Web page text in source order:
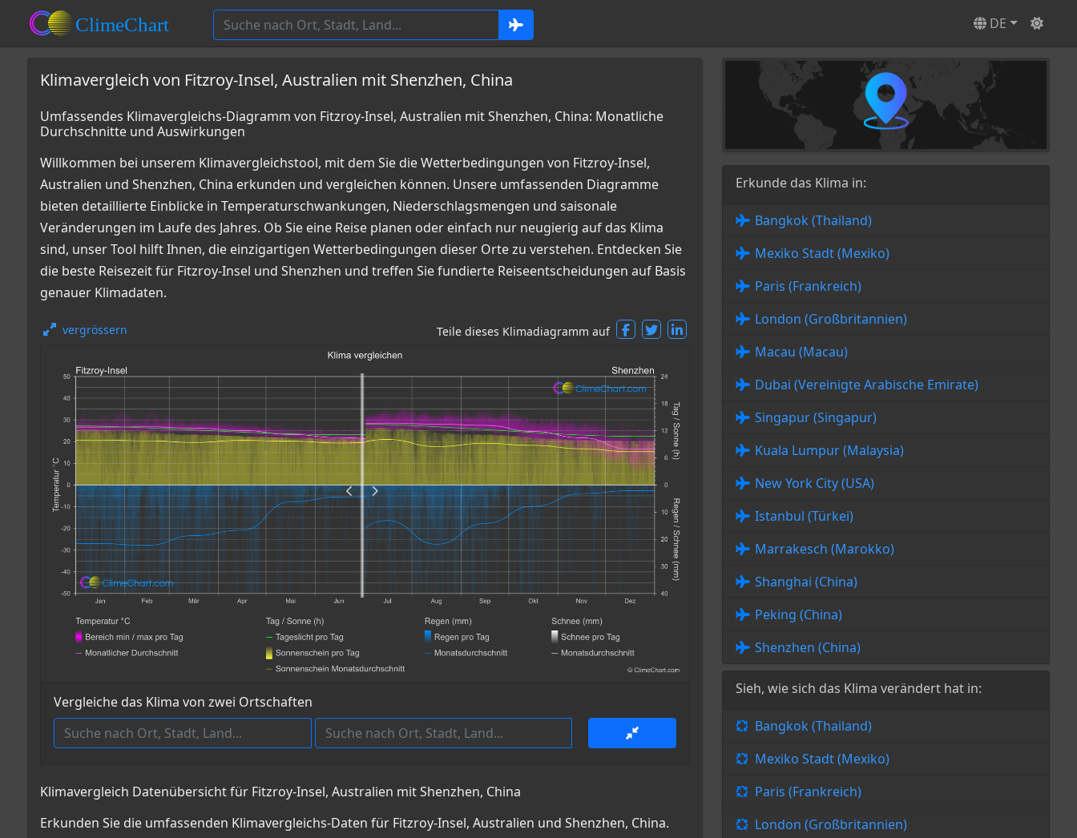
DE
Klimavergleich von Fitzroy-Insel, Australien mit Shenzhen, China
Umfassendes Klimavergleichs-Diagramm von Fitzroy-Insel, Australien mit Shenzhen, China: Monatliche
Durchschnitte und Auswirkungen
Willkommen bei unserem Klimavergleichstool, mit dem Sie die Wetterbedingungen von Fitzroy-Insel,
Australien und Shenzhen, China erkunden und vergleichen können. Unsere umfassenden Diagramme
bieten detaillierte Einblicke in Temperaturschwankungen, Niederschlagsmengen und saisonale
Veränderungen im Laufe des Jahres. Ob Sie eine Reise planen oder einfach nur neugierig auf das Klima
sind, unser Tool hilft Ihnen, die einzigartigen Wetterbedingungen dieser Orte zu verstehen. Entdecken Sie
die beste Reisezeit für Fitzroy-Insel und Shenzhen und treffen Sie fundierte Reiseentscheidungen auf Basis
genauer Klimadaten.
vergrössern Teile dieses Klimadiagramm auf
Vergleiche das Klima von zwei Ortschaften
Klimavergleich Datenübersicht für Fitzroy-Insel, Australien mit Shenzhen, China
Erkunden Sie die umfassenden Klimavergleichs-Daten für Fitzroy-Insel, Australien und Shenzhen, China.
Erkunde das Klima in:
Bangkok (Thailand)
Mexiko Stadt (Mexiko)
Paris (Frankreich)
London (Großbritannien)
Macau (Macau)
Dubai (Vereinigte Arabische Emirate)
Singapur (Singapur)
Kuala Lumpur (Malaysia)
New York City (USA)
Istanbul (Türkei)
Marrakesch (Marokko)
Shanghai (China)
Peking (China)
Shenzhen (China)
Sieh, wie sich das Klima verändert hat in:
Bangkok (Thailand)
Mexiko Stadt (Mexiko)
Paris (Frankreich)
London (Großbritannien)